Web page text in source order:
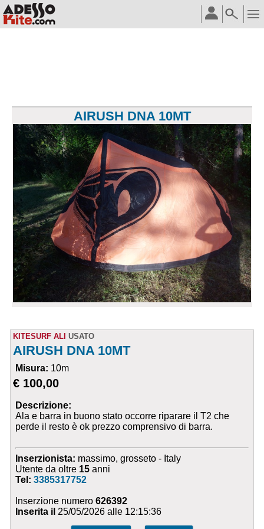
AIRUSH DNA 10MT
KITESURF ALI USATO
AIRUSH DNA 10MT
Misura: 10m
€ 100,00
Descrizione:
Ala e barra in buono stato occorre riparare il T2 che
perde il resto è ok prezzo comprensivo di barra.
Inserzionista: massimo, grosseto - Italy
Utente da oltre 15 anni
Tel:3385317752
Inserzione numero626392
Inserita il 25/05/2026 alle 12:15:36